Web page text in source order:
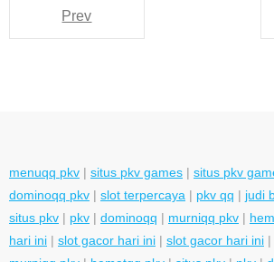
Prev
menuqq pkv | situs pkv games | situs pkv
dominoqq pkv | slot terpercaya | pkv qq | judi
situs pkv | pkv | dominoqq | murniqq pkv |
hari ini | slot gacor hari ini | slot gacor hari ini |